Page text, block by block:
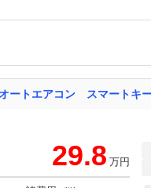
29.8 万円